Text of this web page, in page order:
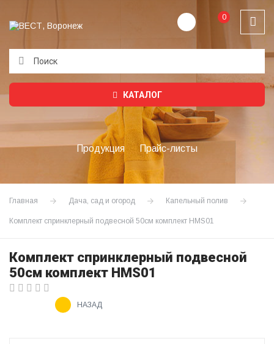
0
КАТАЛОГ
Продукция Прайс-листы
Главная Дача, сад и огород Капельный полив
Комплект спринклерный подвесной 50см комплект HMS01
Комплект спринклерный подвесной
50см комплект HMS01
НАЗАД